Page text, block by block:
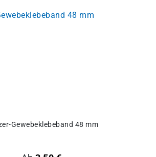
Gewebeklebeband 48 mm